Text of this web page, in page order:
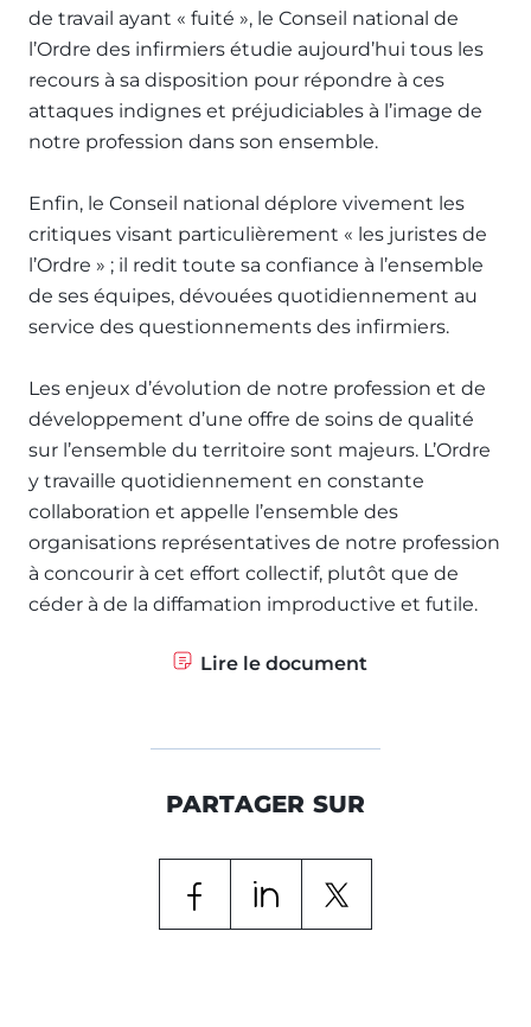
de travail ayant « fuité », le Conseil national de
l’Ordre des infirmiers étudie aujourd’hui tous les
recours à sa disposition pour répondre à ces
attaques indignes et préjudiciables à l’image de
notre profession dans son ensemble.
Enfin, le Conseil national déplore vivement les
critiques visant particulièrement « les juristes de
l’Ordre » ; il redit toute sa confiance à l’ensemble
de ses équipes, dévouées quotidiennement au
service des questionnements des infirmiers.
Les enjeux d’évolution de notre profession et de
développement d’une offre de soins de qualité
sur l’ensemble du territoire sont majeurs. L’Ordre
y travaille quotidiennement en constante
collaboration et appelle l’ensemble des
organisations représentatives de notre profession
à concourir à cet effort collectif, plutôt que de
céder à de la diffamation improductive et futile.
Lire le document
PARTAGER SUR